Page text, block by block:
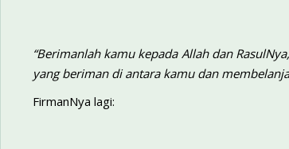
“Berimanlah kamu kepada Allah dan
yang beriman di antara kamu dan
FirmanNya lagi: